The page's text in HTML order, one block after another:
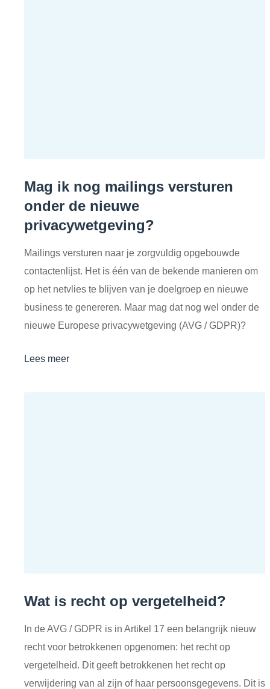
Mag ik nog mailings versturen
onder de nieuwe
privacywetgeving?
Mailings versturen naar je zorgvuldig opgebouwde
contactenlijst. Het is één van de bekende manieren om
op het netvlies te blijven van je doelgroep en nieuwe
business te genereren. Maar mag dat nog wel onder de
nieuwe Europese privacywetgeving (AVG / GDPR)?
Lees meer
Wat is recht op vergetelheid?
In de AVG / GDPR is in Artikel 17 een belangrijk nieuw
recht voor betrokkenen opgenomen: het recht op
vergetelheid. Dit geeft betrokkenen het recht op
verwijdering van al zijn of haar persoonsgegevens. Dit is